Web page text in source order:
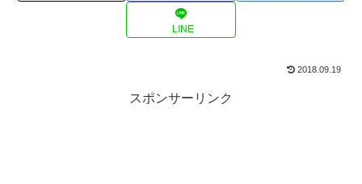
LINE
2018.09.19
スポンサーリンク